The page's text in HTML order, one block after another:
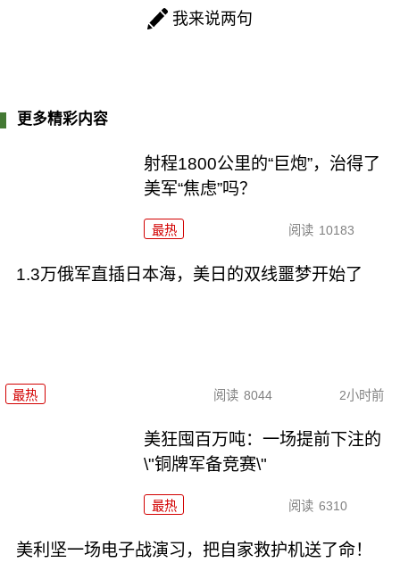
我来说两句
更多精彩内容
射程1800公里的“巨炮”，治得了
美军“焦虑”吗？
最热 阅读 10183
1.3万俄军直插日本海，美日的双线噩梦开始了
最热 阅读 8044 2小时前
美狂囤百万吨：一场提前下注的
\"铜牌军备竞赛\"
最热 阅读 6310
美利坚一场电子战演习，把自家救护机送了命！